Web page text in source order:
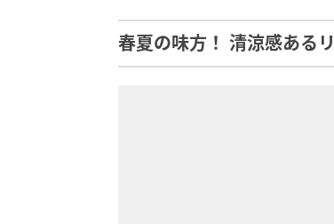
春夏の味方！ 清涼感ある